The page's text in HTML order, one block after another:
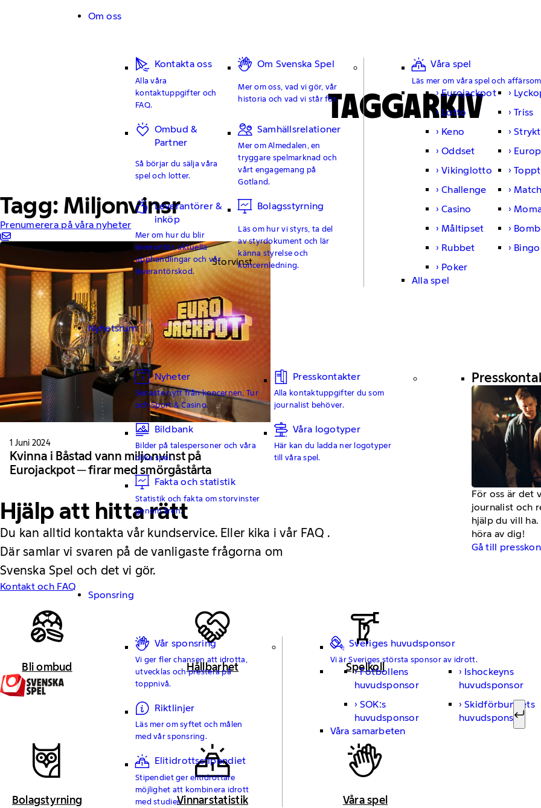
Om oss
Kontakta oss
Alla våra
kontaktuppgifter och
FAQ.
Om Svenska Spel
Mer om oss, vad vi gör, vår
historia och vad vi står för.
Ombud &
Partner
Så börjar du sälja våra
spel och lotter.
Samhällsrelationer
Mer om Almedalen, en
tryggare spelmarknad och
vårt engagemang på
Gotland.
Leverantörer &
inköp
Mer om hur du blir
leverantör, aktuella
upphandlingar och vår
leverantörskod.
Bolagsstyrning
Läs om hur vi styrs, ta del
av styrdokument och lär
känna styrelse och
koncernledning.
Våra spel
Läs mer om våra spel och
Eurojackpot
Lotto
Triss
Keno
Oddset
Vikinglotto
Challenge
Casino
Måltipset
Rubbet
Bingo
Poker
Alla spel
Nyhetsrum
Nyheter
Senaste nytt från koncernen, Tur
och Sport & Casino.
Presskontakter
Alla kontaktuppgifter du som
journalist behöver.
Bildbank
Bilder på talespersoner och våra
olika spel.
Våra logotyper
Här kan du ladda ner logotyper
till våra spel.
Fakta och statistik
Statistik och fakta om storvinster
genom åren.
För oss är det
journalist och
hjälp du vill
höra av dig!
Gå till
Sponsring
Vår sponsring
Vi ger fler chansen att idrotta,
utvecklas och prestera på
toppnivå.
Riktlinjer
Läs mer om syftet och målen
med vår sponsring.
Elitidrottsstipendiet
Stipendiet ger elitidrottare
möjlighet att kombinera idrott
med studier.
Sveriges huvudsponsor
Vi är Sveriges största sponsor av idrott.
Fotbollens
huvudsponsor
Ishockeyns
huvudsponsor
SOK:s
huvudsponsor
Skidförbundets
huvudsponsor
Våra samarbeten
Sök
TAGGARKIV
Tagg: Miljonvinsr
Prenumerera på våra nyheter
Storvinst
1 Juni 2024
Kvinna i Båstad vann miljonvinst på
Eurojackpot ─ firar med smörgåstårta
Hjälp att hitta rätt
Du kan alltid kontakta vår kundservice. Eller kika i vår FAQ .
Där samlar vi svaren på de vanligaste frågorna om
Svenska Spel och det vi gör.
Kontakt och FAQ
Bli ombud Hållbarhet Spelkoll
Bolagstyrning Vinnarstatistik Våra spel